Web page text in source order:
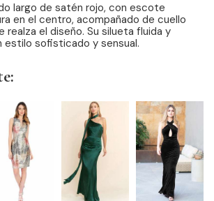
largo de satén rojo, con escote
en el centro, acompañado de cuello
realza el diseño. Su silueta fluida y
estilo sofisticado y sensual.